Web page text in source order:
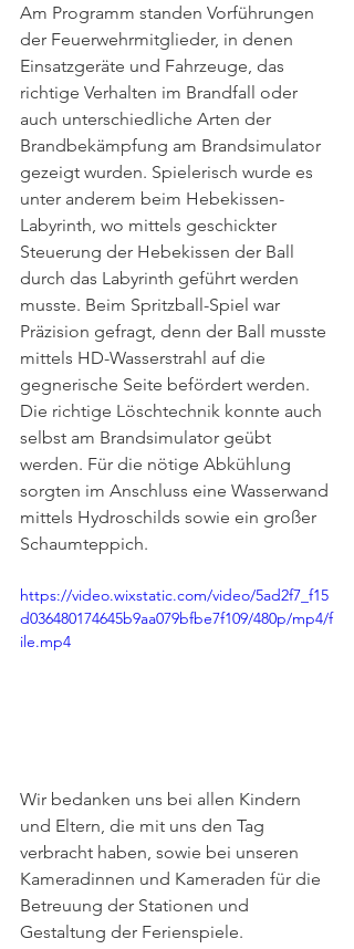
Am Programm standen Vorführungen
der Feuerwehrmitglieder, in denen
Einsatzgeräte und Fahrzeuge, das
richtige Verhalten im Brandfall oder
auch unterschiedliche Arten der
Brandbekämpfung am Brandsimulator
gezeigt wurden. Spielerisch wurde es
unter anderem beim Hebekissen-
Labyrinth, wo mittels geschickter
Steuerung der Hebekissen der Ball
durch das Labyrinth geführt werden
musste. Beim Spritzball-Spiel war
Präzision gefragt, denn der Ball musste
mittels HD-Wasserstrahl auf die
gegnerische Seite befördert werden.
Die richtige Löschtechnik konnte auch
selbst am Brandsimulator geübt
werden. Für die nötige Abkühlung
sorgten im Anschluss eine Wasserwand
mittels Hydroschilds sowie ein großer
Schaumteppich.
https://video.wixstatic.com/video/5ad2f7_f15
d036480174645b9aa079bfbe7f109/480p/mp4/f
ile.mp4
Wir bedanken uns bei allen Kindern
und Eltern, die mit uns den Tag
verbracht haben, sowie bei unseren
Kameradinnen und Kameraden für die
Betreuung der Stationen und
Gestaltung der Ferienspiele.